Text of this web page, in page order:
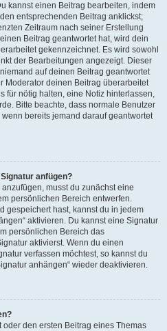
kannst einen Beitrag bearbeiten, indem
entsprechenden Beitrag anklickst;
Zeitraum nach seiner Erstellung
Beitrag geantwortet hat, wird dein
gekennzeichnet. Es wird sowohl
der Bearbeitungen angezeigt. Dieser
auf deinen Beitrag geantwortet
Moderator deinen Beitrag überarbeitet
für nötig halten, eine Notiz hinterlassen,
Bitte beachte, dass normale Benutzer
bereits jemand darauf geantwortet
anfügen?
musst du zunächst eine
persönlichen Bereich entwerfen.
gespeichert hast, kannst du in jedem
aktivieren. Du kannst eine Signatur
persönlichen Bereich das
aktivierst. Wenn du einen
verfassen möchtest, so kannst du
anhängen“ wieder deaktivieren.
den ersten Beitrag eines Themas